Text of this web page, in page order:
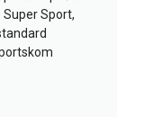
Super Sport,